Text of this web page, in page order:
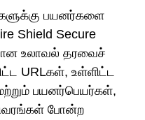
பயனர்களை
Shield Secure
உலாவல் தரவைச்
URLகள், உள்ளிட்ட
பயனர்பெயர்கள்,
போன்ற